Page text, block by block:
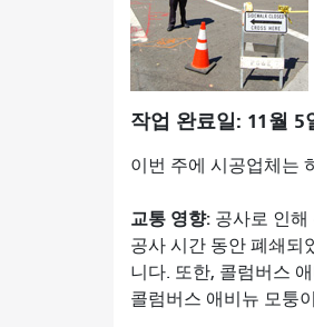
작업 완료일: 11월 5
이번 주에 시공업체는
교통 영향: 공사로 인해
공사 시간 동안 폐쇄되
니다. 또한, 콜럼버스
콜럼버스 애비뉴 모퉁